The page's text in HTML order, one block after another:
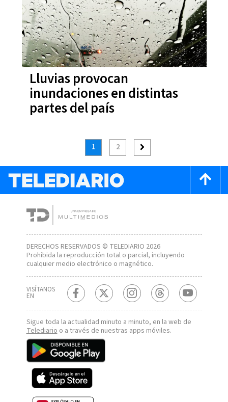
Lluvias provocan
inundaciones en distintas
partes del país
1 2
DERECHOS RESERVADOS © TELEDIARIO 2026
Prohibida la reproducción total o parcial, incluyendo
cualquier medio electrónico o magnético.
VISÍTANOS
EN
Sigue toda la actualidad minuto a minuto, en la web de
Telediario o a través de nuestras apps móviles.